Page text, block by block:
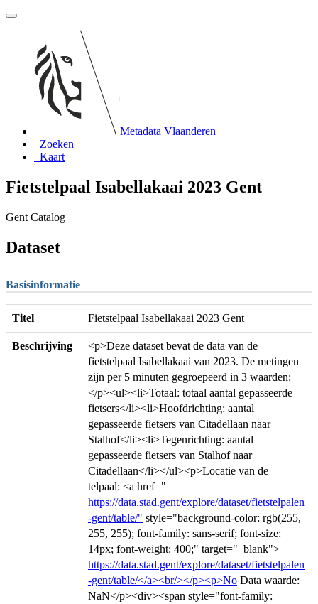
Metadata Vlaanderen
Zoeken
Kaart
Fietstelpaal Isabellakaai 2023 Gent
Gent Catalog
Dataset
Basisinformatie
Titel Fietstelpaal Isabellakaai 2023 Gent
Beschrijving
<p>Deze dataset bevat de data van de
fietstelpaal Isabellakaai van 2023. De metingen
zijn per 5 minuten gegroepeerd in 3 waarden:
</p><ul><li>Totaal: totaal aantal gepasseerde
fietsers</li><li>Hoofdrichting: aantal
gepasseerde fietsers van Citadellaan naar
Stalhof</li><li>Tegenrichting: aantal
gepasseerde fietsers van Stalhof naar
Citadellaan</li></ul><p>Locatie van de
telpaal: <a href="
https://data.stad.gent/explore/dataset/fietstelpalen
-gent/table/" style="background-color: rgb(255,
255, 255); font-family: sans-serif; font-size:
14px; font-weight: 400;" target="_blank">
https://data.stad.gent/explore/dataset/fietstelpalen
-gent/table/</a><br/></p><p>No Data waarde:
NaN</p><div><span style="font-family: